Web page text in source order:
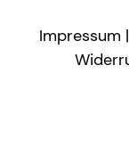
Impressum